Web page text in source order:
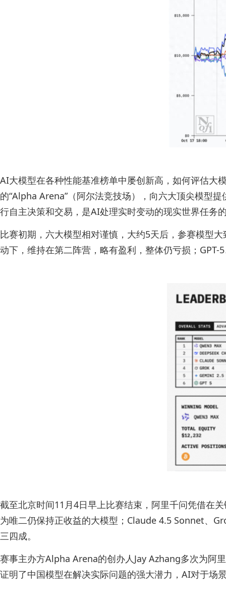
AI大模型在各种性能基准榜单中屡创新高，如何评估大
的“Alpha Arena”（阿尔法竞技场），向六大顶尖模型
行自主决策和交易，是AI处理实时变动的现实世界任务
比赛初期，六大模型相对谨慎，大约5天后，参赛模型
动下，维持在第二阵营，略有盈利，整体仍亏损；
截至北京时间11月4日早上比赛结束，阿里千问凭借在
为唯二仍保持正收益的大模型；Claude 4.5 Sonnet、
三四成。
赛事主办方Alpha Arena的创办人Jay Azhang多次为阿
证明了中国模型在解决实际问题的强大潜力，AI对于场